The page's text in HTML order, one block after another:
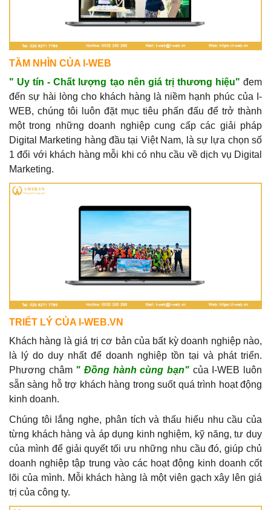
TẦM NHÌN CỦA I-WEB
" Uy tín - Chất lượng tạo nên giá trị thương hiệu" đem
đến sự hài lòng cho khách hàng là niềm hạnh phúc của I-
WEB, chúng tôi luôn đặt mục tiêu phấn đấu để trở thành
một trong những doanh nghiệp cung cấp các giải pháp
Digital Marketing hàng đầu tại Việt Nam, là sự lựa chọn số
1 đối với khách hàng mỗi khi có nhu cầu về dịch vụ Digital
Marketing.
TRIẾT LÝ CỦA I-WEB.VN
Khách hàng là giá trị cơ bản của bất kỳ doanh nghiệp nào,
là lý do duy nhất để doanh nghiệp tồn tại và phát triển.
Phương châm " Đồng hành cùng bạn" của I-WEB luôn
sẵn sàng hỗ trợ khách hàng trong suốt quá trình hoạt động
kinh doanh.
Chúng tôi lắng nghe, phân tích và thấu hiểu nhu cầu của
từng khách hàng và áp dụng kinh nghiệm, kỹ năng, tư duy
của mình để giải quyết tối ưu những nhu cầu đó, giúp chủ
doanh nghiệp tập trung vào các hoạt động kinh doanh cốt
lõi của mình. Mỗi khách hàng là một viên gạch xây lên giá
trị của công ty.